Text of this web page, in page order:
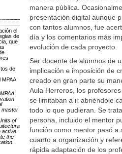
el
de
que
de
master
of
active
the
manera pública.
presentación digital aunque
con tantos alumnos, fue
día y los comentarios más
evolución de cada proyecto.
Ser docente de alumnos de
implicación e imposición de
creado en gran parte su
Aula Herreros, los
se limitaban a ir abriéndole
todo lo que pudieran. Se
persona, incluido el mentor
función como mentor pasó a
cuanto a organización y
rápida adaptación de los